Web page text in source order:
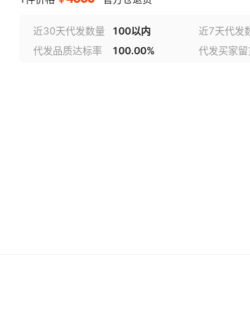
近30天代发数量 100以内 近7天代发
代发品质达标率
100.00% 代发买家